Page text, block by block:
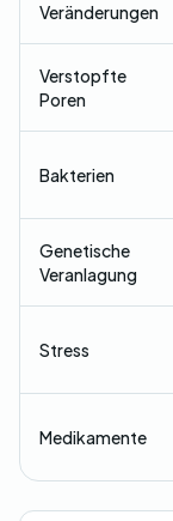
Veränderungen
Verstopfte
Poren
Bakterien
Genetische
Veranlagung
Stress
Medikamente